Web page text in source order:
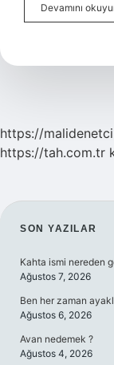
Devamını
https://
https://tah.com.tr
SON YAZILAR
Kahta ismi nereden
Ağustos 7, 2026
Ben her zaman
Ağustos 6, 2026
Avan nedemek ?
Ağustos 4, 2026